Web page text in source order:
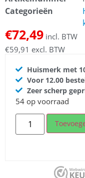
Categorieën
€72,49 incl. BTW
€59,91 excl. BTW
Huismerk met
Voor 12.00
Zeer scherp
54 op voorraad